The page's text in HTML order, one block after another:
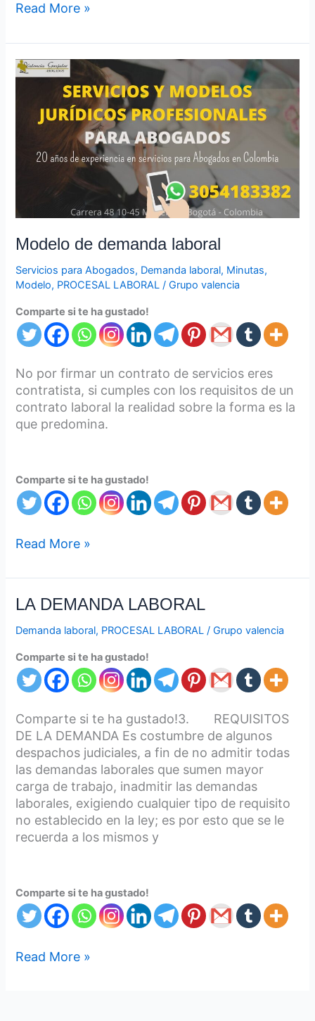
Read More »
Modelo de demanda laboral
Servicios para Abogados, Demanda laboral, Minutas,
Modelo, PROCESAL LABORAL /Grupo valencia
Comparte si te ha gustado!
No por firmar un contrato de servicios eres
contratista, si cumples con los requisitos de un
contrato laboral la realidad sobre la forma es la
que predomina.
Comparte si te ha gustado!
Modelo
demanda
laboral
Read More »
LA DEMANDA LABORAL
Demanda laboral, PROCESAL LABORAL /Grupo valencia
Comparte si te ha gustado!
Comparte si te ha gustado!3. REQUISITOS
DE LA DEMANDA Es costumbre de algunos
despachos judiciales, a fin de no admitir todas
las demandas laborales que sumen mayor
carga de trabajo, inadmitir las demandas
laborales, exigiendo cualquier tipo de requisito
no establecido en la ley; es por esto que se le
recuerda a los mismos y
Comparte si te ha gustado!
LA
LABORAL
Read More »